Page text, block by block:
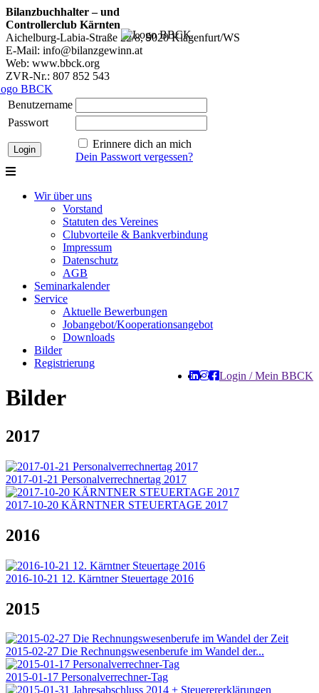
Bilanzbuchhalter – und
Controllerclub Kärnten
Aichelburg-Labia-Straße 22/8, 9020 Klagenfurt/WS
E-Mail: info@bilanzgewinn.at
Web: www.bbck.org
ZVR-Nr.: 807 852 543
Benutzername
Passwort
Erinnere dich an mich
Dein Passwort vergessen?
Wir über uns
Vorstand
Statuten des Vereines
Clubvorteile & Bankverbindung
Impressum
Datenschutz
AGB
Seminarkalender
Service
Aktuelle Bewerbungen
Jobangebot/Kooperationsangebot
Downloads
Bilder
Registrierung
Login / Mein BBCK
Bilder
2017
2017-01-21 Personalverrechnertag 2017
2017-10-20 KÄRNTNER STEUERTAGE 2017
2016
2016-10-21 12. Kärntner Steuertage 2016
2015
2015-02-27 Die Rechnungswesenberufe im Wandel der...
2015-01-17 Personalverrechner-Tag